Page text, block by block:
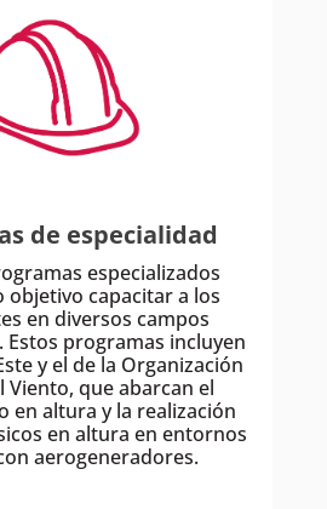
de especialidad
especializados
objetivo capacitar a los
en diversos campos
Estos programas incluyen
y el de la Organización
Viento, que abarcan el
en altura y la realización
en altura en entornos
aerogeneradores.